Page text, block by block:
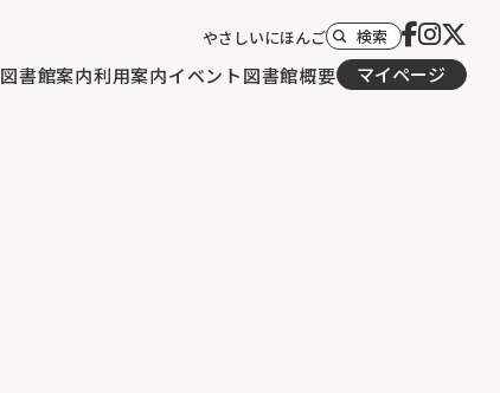
図書館案内利用案内イベント図書館概要 マイページ
やさしいにほんご 検索